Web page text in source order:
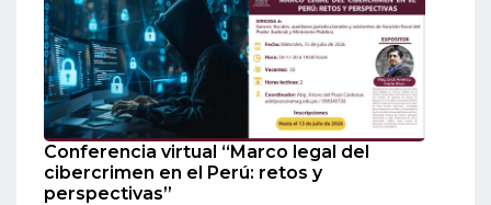
Conferencia virtual “Marco legal del
cibercrimen en el Perú: retos y
perspectivas”